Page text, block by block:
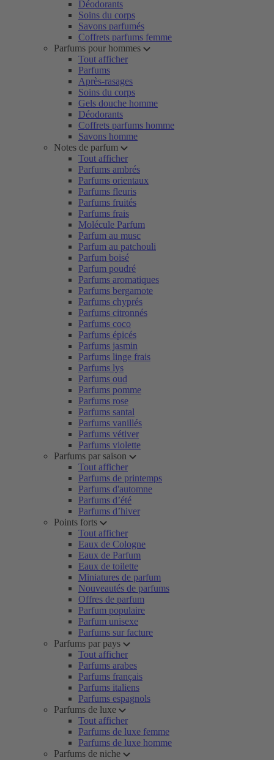
Déodorants
Soins du corps
Savons parfumés
Coffrets parfums femme
Parfums pour hommes
Tout afficher
Parfums
Après-rasages
Soins du corps
Gels douche homme
Déodorants
Coffrets parfums homme
Savons homme
Notes de parfum
Tout afficher
Parfums ambrés
Parfums orientaux
Parfums fleuris
Parfums fruités
Parfums frais
Molécule Parfum
Parfum au musc
Parfum au patchouli
Parfum boisé
Parfum poudré
Parfums aromatiques
Parfums bergamote
Parfums chyprés
Parfums citronnés
Parfums coco
Parfums épicés
Parfums jasmin
Parfums linge frais
Parfums lys
Parfums oud
Parfums pomme
Parfums rose
Parfums santal
Parfums vanillés
Parfums vétiver
Parfums violette
Parfums par saison
Tout afficher
Parfums de printemps
Parfums d'automne
Parfums d’été
Parfums d’hiver
Points forts
Tout afficher
Eaux de Cologne
Eaux de Parfum
Eaux de toilette
Miniatures de parfum
Nouveautés de parfums
Offres de parfum
Parfum populaire
Parfum unisexe
Parfums sur facture
Parfums par pays
Tout afficher
Parfums arabes
Parfums français
Parfums italiens
Parfums espagnols
Parfums de luxe
Tout afficher
Parfums de luxe femme
Parfums de luxe homme
Parfums de niche